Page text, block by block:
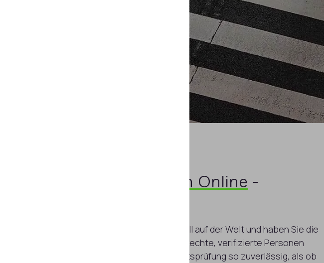
Verbessern Sie den Online -
Bringen Sie mehr Kunden von überall auf der Welt und haben Sie die
Gewissheit, dass es sich dabei um echte, verifizierte Personen
handelt. Mit Regula ist Ihre Identitätsprüfung so zuverlässig, als ob